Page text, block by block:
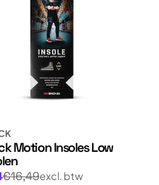
Motion Insoles Low
€16,49excl. btw